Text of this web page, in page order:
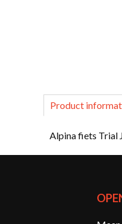
Product
Alpina fiets Trial